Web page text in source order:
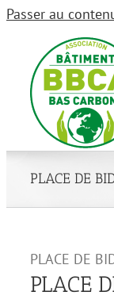
Passer au
PLACE DE
PLACE DE
PLACE